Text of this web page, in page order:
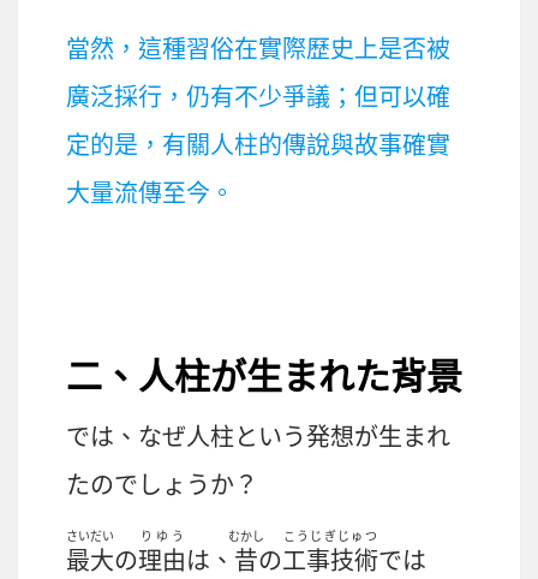
當然，這種習俗在實際歷史上是否被
廣泛採行，仍有不少爭議；但可以確
定的是，有關人柱的傳說與故事確實
大量流傳至今。
二、 人柱が生まれた背景
では、なぜ人柱という発想が生まれ
たのでしょうか？
最大
さいだい
の理由
りゆう
は、 昔
むかし
の工事技術
こうじぎじゅつ
では